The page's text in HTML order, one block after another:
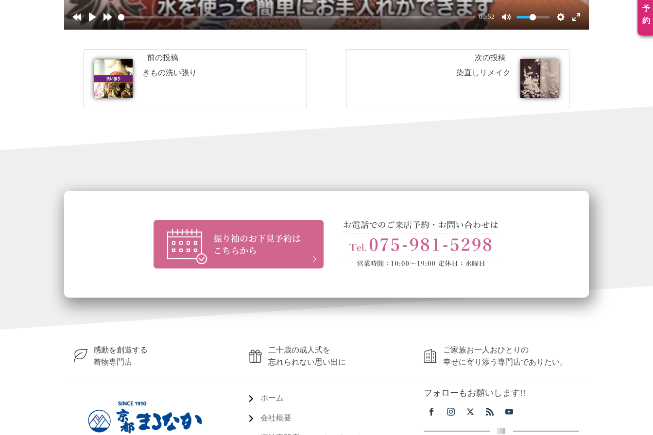
00:52
前の投稿
きもの洗い張り
次の投稿
染直しリメイク
感動を創造する
着物専門店
二十歳の成人式を
忘れられない思い出に
ご家族お一人おひとりの
幸せに寄り添う専門店でありたい。
ホーム
会社概要
フォローもお願いします!!
予
約